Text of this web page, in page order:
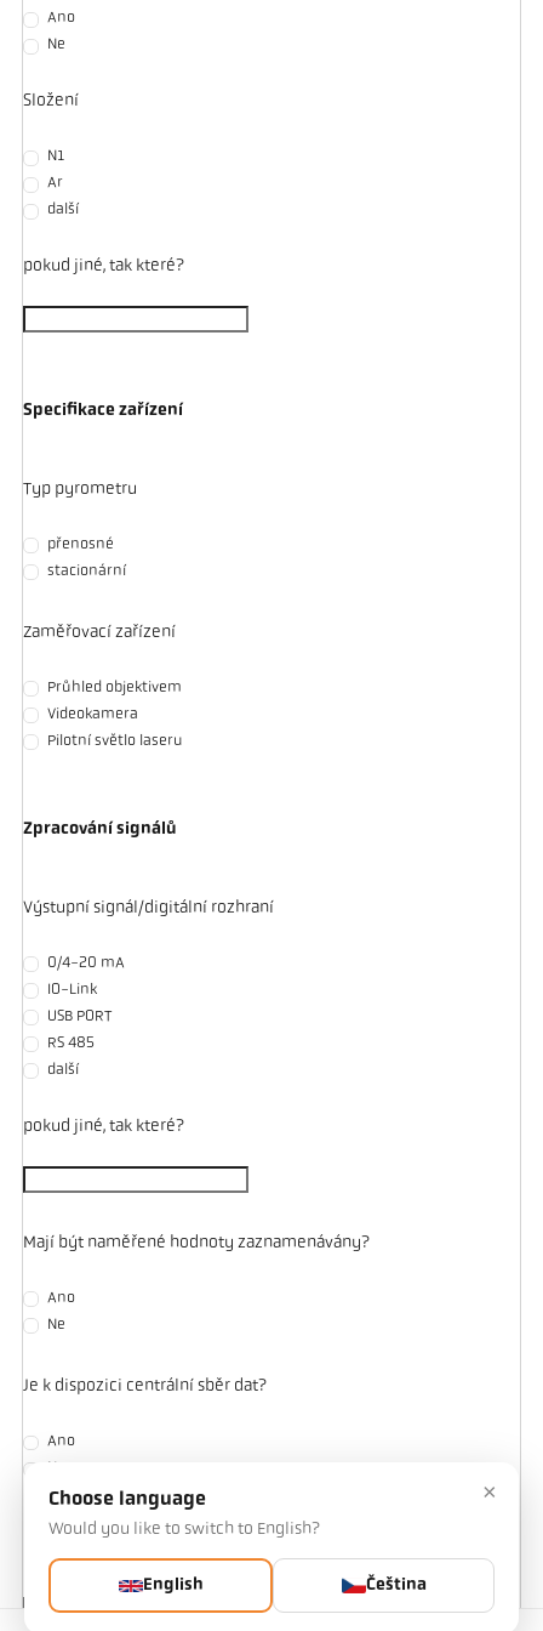
Ano
Ne
Složení
N1
Ar
další
pokud jiné, tak které?
Specifikace zařízení
Typ pyrometru
přenosné
stacionární
Zaměřovací zařízení
Průhled objektivem
Videokamera
Pilotní světlo laseru
Zpracování signálů
Výstupní signál/digitální rozhraní
0/4-20 mA
IO-Link
USB PORT
RS 485
další
pokud jiné, tak které?
Mají být naměřené hodnoty zaznamenávány?
Ano
Ne
Je k dispozici centrální sběr dat?
Ano
Další podrobnosti nebo popis
×
Choose language
Would you like to switch to English?
English Čeština